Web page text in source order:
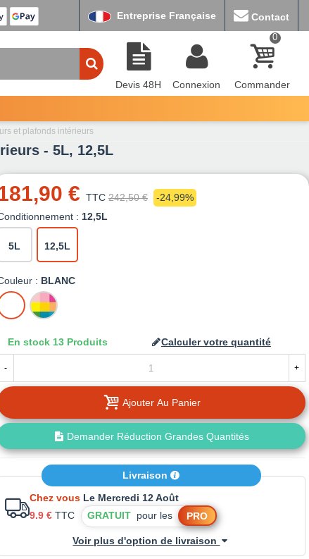
Entreprise Française Contact
Devis 48H Connexion
0
Commander
et plafonds intérieurs
- 5L, 12,5L
€ TTC 242,50 €
-24,99%
: 12,5L
5L 12,5L
: BLANC
MISE
A
TEINTE
En stock 13 Produits Calculer votre quantité
- +
Ajouter Au Panier
Demander Réduction Grandes Quantités
Livraison
Chez vous Le Mercredi 12 Août
9.9 € TTC GRATUITpour les PRO
Voir plus d'option de livraison